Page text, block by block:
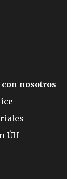
nosotros
ÚH